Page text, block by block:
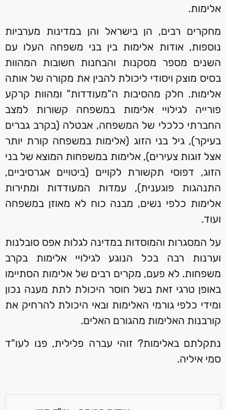
אלימות.
מחקרים רבים, הן בישראל והן במדינות מערביות
נוספות, אודות אלימות בין בני משפחה העלו עם
השנים מספר מסקנות והבחנות חשובות המהוות
בסיס מוצק ויסודי ליכולת להבין את מקורה של אותה
אלימות. חלק מהסיבות ה"מעודדות" ומהוות קרקע
פורייה לגילויי אלימות במשפחה קשורות למצב
החברתי כלכלי של המשפחה, אבטלה (בקרב גברים
בעיקר), גיל בני הזוג (אלימות במשפחה קורת יותר
אצל זוגות צעירים), אלימות במשפחות המוצא של בני
הזוג, דפוסי תקשורת לקויים (ביטויים אגרסיביים,
התנהגות פוגענית), עמדות המעודדות ומתירות
אלימות כלפי נשים, מבנה כוח לא מאוזן במשפחה
ועוד.
על המסגרות והמוסדות במדינה לגלות אפס סובלנות
וערנות רבה בכל הנוגע לגילויי אלימות בקרב
משפחות. לא פעם, מקרים רבים של אלימות הסתיימו
באופן טרגי זאת בשל חוסר היכולת לתת מענה נכון
ומידי כלפי גורמי האלימות ובאי היכולת להרחיק את
קורבנות האלימות מהגורם האלים.
נתקלתם באלימות? זוהי עברה פלילית, פנו לעו"ד
סמי איליה.